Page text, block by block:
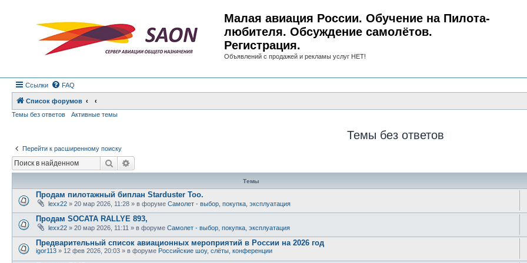
Малая авиация России. Обучение на Пилота-
любителя. Обсуждение самолётов.
Регистрация.
Объявлений с продажей и рекламы услуг НЕТ!
Ссылки FAQ
Список форумов
Темы без ответов
Активные темы
Темы без ответов
Перейти к расширенному поиску
Поиск
Темы
Продам пилотажный биплан Starduster Too.
lexx22 » 20 мар 2026, 11:28 » в форуме Самолет - выбор, покупка, эксплуатация
Продам SOCATA RALLYE 893,
lexx22 » 20 мар 2026, 11:11 » в форуме Самолет - выбор, покупка, эксплуатация
Предварительный список авиационных мероприятий в России на 2026 год
igor113 » 12 фев 2026, 20:03 » в форуме Российские шоу, слёты, конференции